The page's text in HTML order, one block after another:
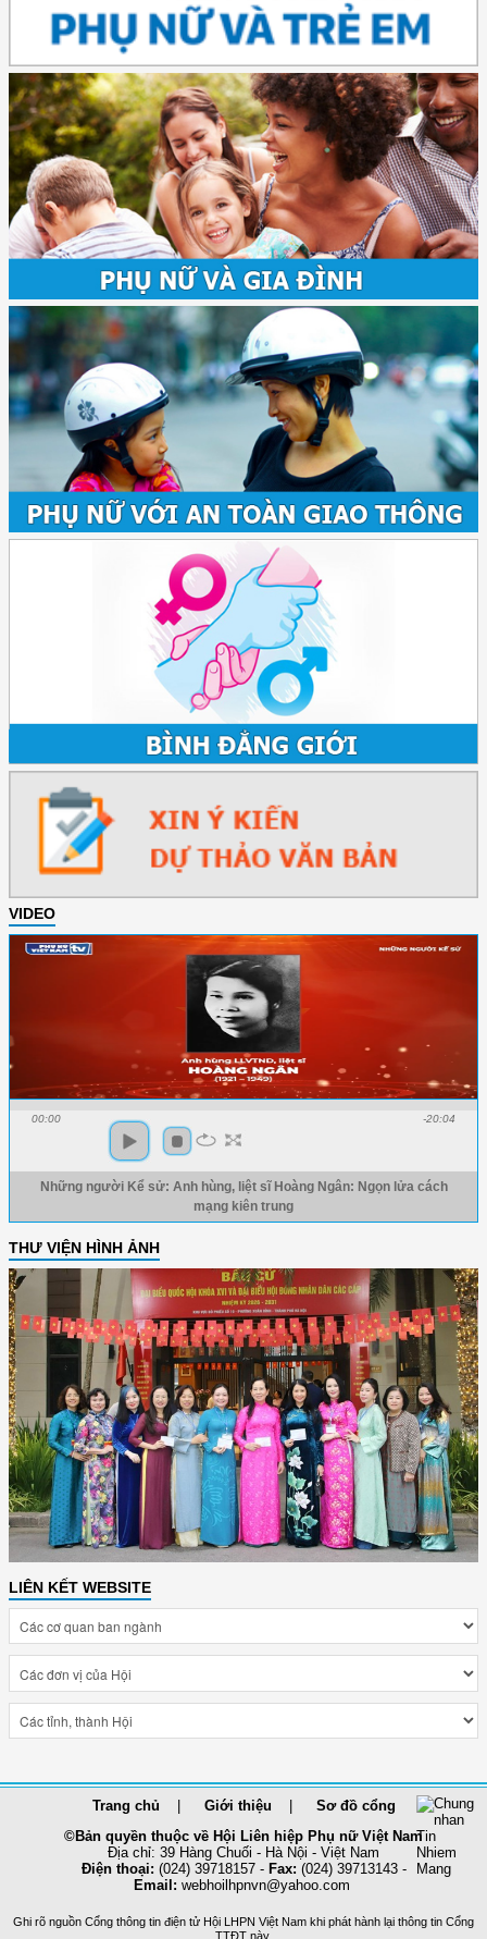
VIDEO
00:00 -20:04
Những người Kể sử: Anh hùng, liệt sĩ Hoàng Ngân: Ngọn lửa cách
mạng kiên trung
THƯ VIỆN HÌNH ẢNH
LIÊN KẾT WEBSITE
Trang chủ Giới thiệu
Sơ đồ cổng
©Bản quyền thuộc về Hội Liên hiệp Phụ nữ Việt Nam
Địa chỉ: 39 Hàng Chuối - Hà Nội - Việt Nam
Điện thoại: (024) 39718157 - Fax: (024) 39713143 -
Email: webhoilhpnvn@yahoo.com
Ghi rõ nguồn Cổng thông tin điện tử Hội LHPN Việt Nam khi phát hành lại thông tin Cổng
TTĐT này.